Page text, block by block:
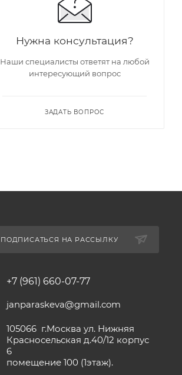
Нужна консультация?
Наши специалисты ответят на любой
интересующий вопрос
ЗАДАТЬ ВОПРОС
ПОДПИСАТЬСЯ НА РАССЫЛКУ
+7 (961) 660-07-77
janparaskeva@gmail.com
105066 г.Москва ул. Нижняя
Красносельская д.40/12 корпус
6
помещение 100 (1этаж).